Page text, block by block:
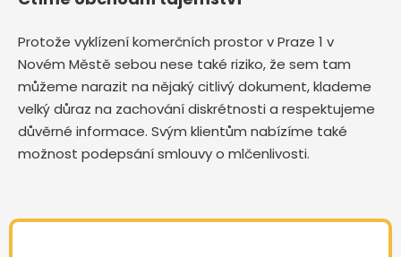
Protože vyklízení komerčních prostor v Praze 1 v
Novém Městě sebou nese také riziko, že sem tam
můžeme narazit na nějaký citlivý dokument, klademe
velký důraz na zachování diskrétnosti a respektujeme
důvěrné informace. Svým klientům nabízíme také
možnost podepsání smlouvy o mlčenlivosti.